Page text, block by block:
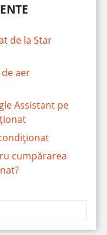
de la Star
aer
Assistant pe
cumpărarea